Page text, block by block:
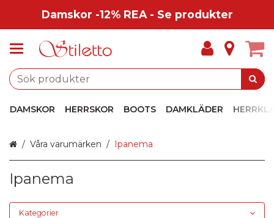
Damskor -12% REA - Se produkter
DAMSKOR HERRSKOR BOOTS DAMKLÄDER
HemVåra varumärken Ipanema
Ipanema
Kategorier